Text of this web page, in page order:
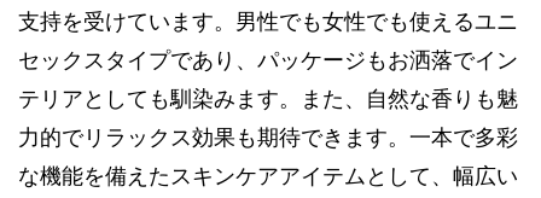
支持を受けています。男性でも女性でも使えるユニ
セックスタイプであり、パッケージもお洒落でイン
テリアとしても馴染みます。また、自然な香りも魅
力的でリラックス効果も期待できます。一本で多彩
な機能を備えたスキンケアアイテムとして、幅広い